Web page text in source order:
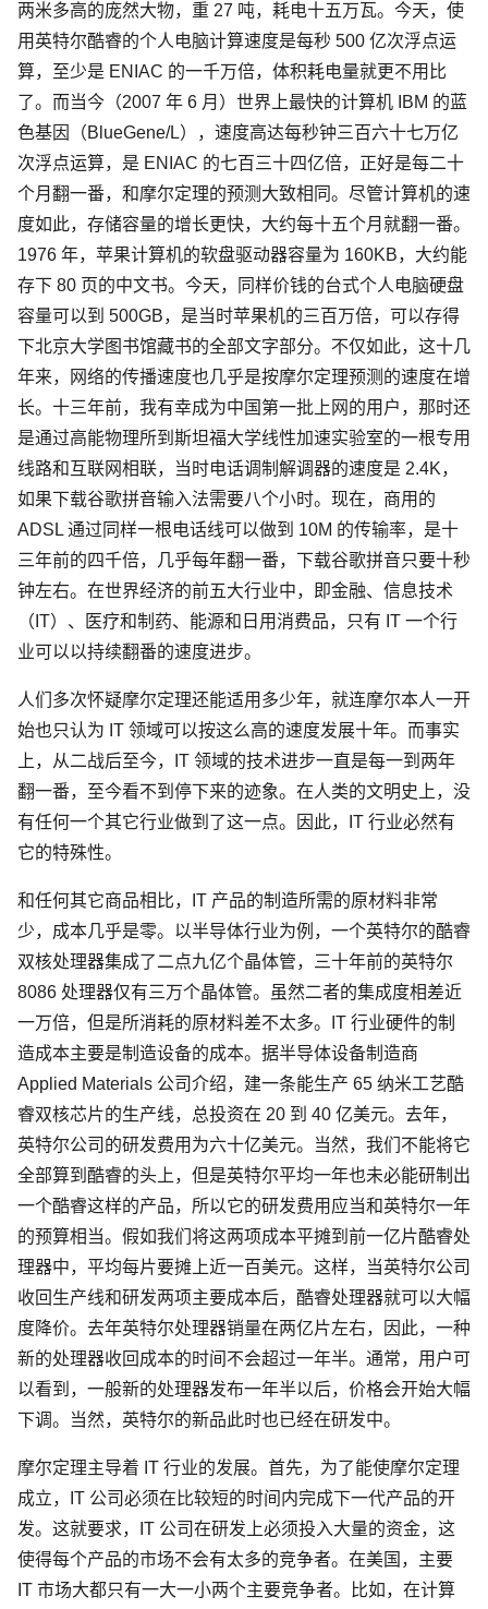
两米多高的庞然大物，重 27 吨，耗电十五万瓦。今天，使
用英特尔酷睿的个人电脑计算速度是每秒 500 亿次浮点运
算，至少是 ENIAC 的一千万倍，体积耗电量就更不用比
了。而当今（2007 年 6 月）世界上最快的计算机 IBM 的蓝
色基因（BlueGene/L），速度高达每秒钟三百六十七万亿
次浮点运算，是 ENIAC 的七百三十四亿倍，正好是每二十
个月翻一番，和摩尔定理的预测大致相同。尽管计算机的速
度如此，存储容量的增长更快，大约每十五个月就翻一番。
1976 年，苹果计算机的软盘驱动器容量为 160KB，大约能
存下 80 页的中文书。今天，同样价钱的台式个人电脑硬盘
容量可以到 500GB，是当时苹果机的三百万倍，可以存得
下北京大学图书馆藏书的全部文字部分。不仅如此，这十几
年来，网络的传播速度也几乎是按摩尔定理预测的速度在增
长。十三年前，我有幸成为中国第一批上网的用户，那时还
是通过高能物理所到斯坦福大学线性加速实验室的一根专用
线路和互联网相联，当时电话调制解调器的速度是 2.4K，
如果下载谷歌拼音输入法需要八个小时。现在，商用的
ADSL 通过同样一根电话线可以做到 10M 的传输率，是十
三年前的四千倍，几乎每年翻一番，下载谷歌拼音只要十秒
钟左右。在世界经济的前五大行业中，即金融、信息技术
（IT）、医疗和制药、能源和日用消费品，只有 IT 一个行
业可以以持续翻番的速度进步。
人们多次怀疑摩尔定理还能适用多少年，就连摩尔本人一开
始也只认为 IT 领域可以按这么高的速度发展十年。而事实
上，从二战后至今，IT 领域的技术进步一直是每一到两年
翻一番，至今看不到停下来的迹象。在人类的文明史上，没
有任何一个其它行业做到了这一点。因此，IT 行业必然有
它的特殊性。
和任何其它商品相比，IT 产品的制造所需的原材料非常
少，成本几乎是零。以半导体行业为例，一个英特尔的酷睿
双核处理器集成了二点九亿个晶体管，三十年前的英特尔
8086 处理器仅有三万个晶体管。虽然二者的集成度相差近
一万倍，但是所消耗的原材料差不太多。IT 行业硬件的制
造成本主要是制造设备的成本。据半导体设备制造商
Applied Materials 公司介绍，建一条能生产 65 纳米工艺酷
睿双核芯片的生产线，总投资在 20 到 40 亿美元。去年，
英特尔公司的研发费用为六十亿美元。当然，我们不能将它
全部算到酷睿的头上，但是英特尔平均一年也未必能研制出
一个酷睿这样的产品，所以它的研发费用应当和英特尔一年
的预算相当。假如我们将这两项成本平摊到前一亿片酷睿处
理器中，平均每片要摊上近一百美元。这样，当英特尔公司
收回生产线和研发两项主要成本后，酷睿处理器就可以大幅
度降价。去年英特尔处理器销量在两亿片左右，因此，一种
新的处理器收回成本的时间不会超过一年半。通常，用户可
以看到，一般新的处理器发布一年半以后，价格会开始大幅
下调。当然，英特尔的新品此时也已经在研发中。
摩尔定理主导着 IT 行业的发展。首先，为了能使摩尔定理
成立，IT 公司必须在比较短的时间内完成下一代产品的开
发。这就要求，IT 公司在研发上必须投入大量的资金，这
使得每个产品的市场不会有太多的竞争者。在美国，主要
IT 市场大都只有一大一小两个主要竞争者。比如，在计算